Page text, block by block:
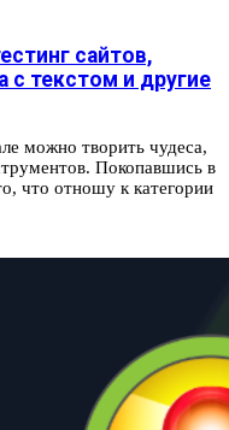
сайтов,
с текстом и другие
можно творить чудеса,
Покопавшись в
что отношу к категории